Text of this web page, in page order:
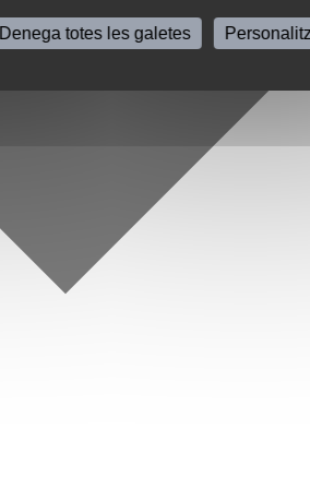
Denega totes les galetes